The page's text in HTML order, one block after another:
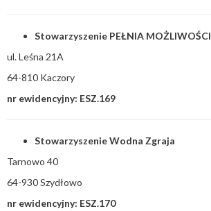
Stowarzyszenie PEŁNIA MOŻLIWOŚCI
ul. Leśna 21A
64-810 Kaczory
nr ewidencyjny: ESZ.169
Stowarzyszenie Wodna Zgraja
Tarnowo 40
64-930 Szydłowo
nr ewidencyjny: ESZ.170